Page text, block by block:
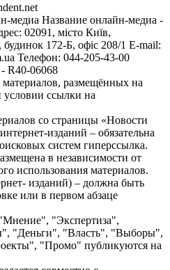
медиа Название онлайн-медиа -
02091, місто Київ,
172-Б, офіс 208/1 E-mail:
Телефон: 044-205-43-00
R40-06068
размещённых на
условии ссылки на
со страницы «Новости
изданий – обязательна
систем гиперссылка.
в независимости от
использования материалов.
изданий) – должна быть
или в первом абзаце
"Экспертиза",
"Деньги", "Власть", "Выборы",
"Промо" публикуются на